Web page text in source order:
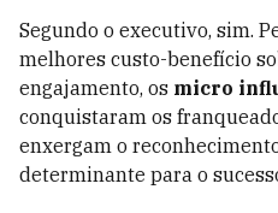
Segundo o executivo, sim.
melhores custo-benefício
engajamento, os micro
conquistaram os
enxergam o
determinante para o